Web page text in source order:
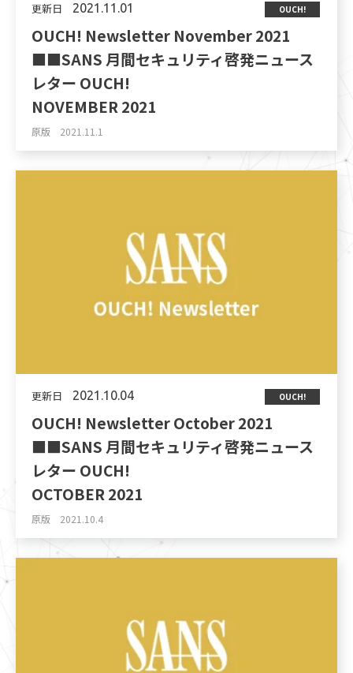
更新日 2021.11.01 OUCH!
OUCH! Newsletter November 2021
■■SANS 月間セキュリティ啓発ニュース
レター OUCH!
NOVEMBER 2021
原版 2021.11.1
更新日 2021.10.04 OUCH!
OUCH! Newsletter October 2021
■■SANS 月間セキュリティ啓発ニュース
レター OUCH!
OCTOBER 2021
原版 2021.10.4